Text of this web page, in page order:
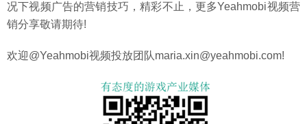
况下视频广告的营销技巧，精彩不止，更多Yeahmobi视频营
销分享敬请期待!
欢迎@Yeahmobi视频投放团队maria.xin@yeahmobi.com!